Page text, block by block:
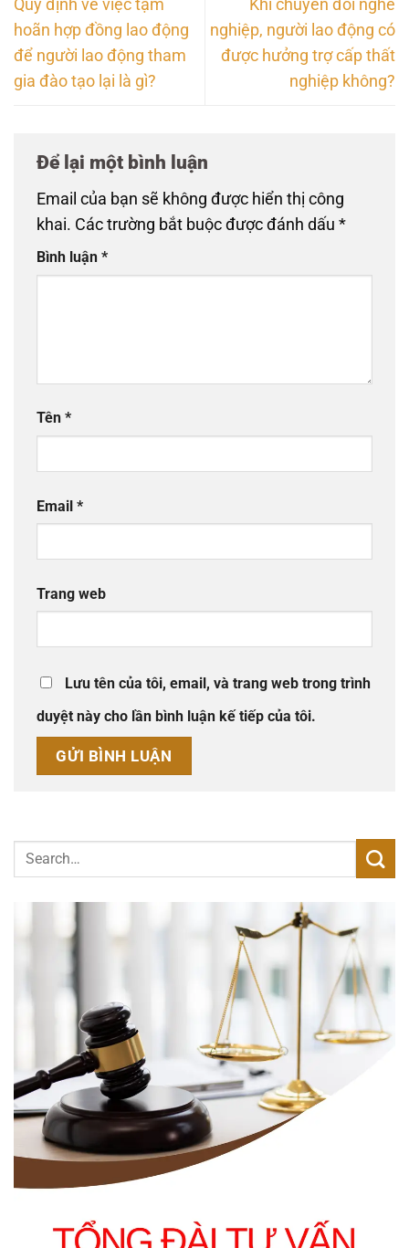
Quy định về việc tạm
hoãn hợp đồng lao động
để người lao động tham
gia đào tạo lại là gì?
Khi chuyển đổi nghề
nghiệp, người lao động có
được hưởng trợ cấp thất
nghiệp không?
Để lại một bình luận
Email của bạn sẽ không được hiển thị công
khai. Các trường bắt buộc được đánh dấu *
Bình luận *
Tên *
Email *
Trang web
Lưu tên của tôi, email, và trang web trong trình
duyệt này cho lần bình luận kế tiếp của tôi.